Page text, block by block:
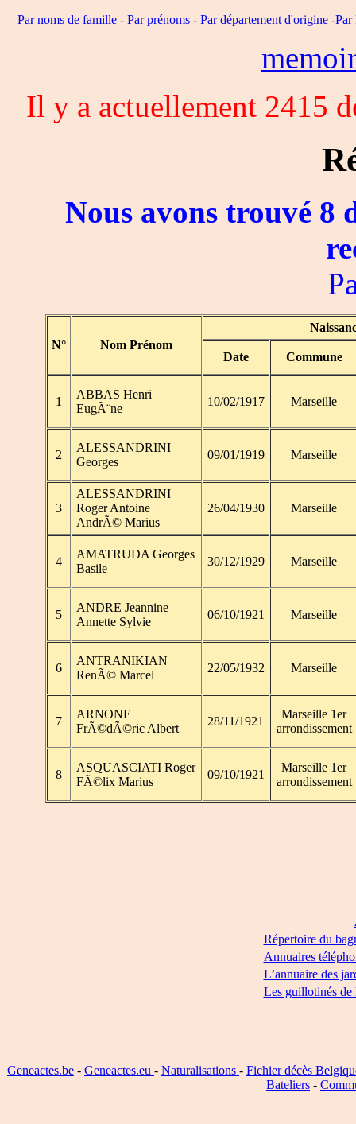
Par noms de famille-Par prénoms- Par département d'origine-Par
Il y a actuellement 2415
Nous avons trouvé 8
N° Nom Prénom
Date Commune
1
ABBAS Henri
EugÃ¨ne
10/02/1917 Marseille
2
ALESSANDRINI
Georges
09/01/1919 Marseille
3
ALESSANDRINI
Roger Antoine
AndrÃ© Marius
26/04/1930 Marseille
4
AMATRUDA Georges
Basile
30/12/1929 Marseille
5
ANDRE Jeannine
Annette Sylvie
06/10/1921 Marseille
6
ANTRANIKIAN
RenÃ© Marcel
22/05/1932 Marseille
7
ARNONE
FrÃ©dÃ©ric Albert
28/11/1921
Marseille 1er
arrondissement
8
ASQUASCIATI Roger
FÃ©lix Marius
09/10/1921
Marseille 1er
arrondissement
Répertoire du
Annuaires
L’annuaire des
Les guillotinés de
Geneactes.be - Geneactes.eu - Naturalisations - Fichier décès
Bateliers -